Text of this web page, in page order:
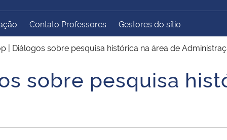
Ministério do
Desenvolvimento Regional
Controladoria-Geral da
União
Advocacia-Geral da União Banco Central do Brasil
Contato Professores Gestores do sítio
| Diálogos sobre pesquisa histórica na área de
sobre pesquisa